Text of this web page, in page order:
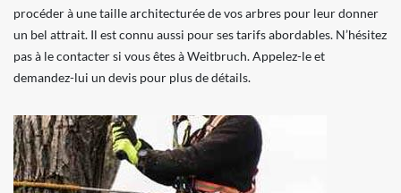
procéder à une taille architecturée de vos arbres pour leur donner
un bel attrait. Il est connu aussi pour ses tarifs abordables. N’hésitez
pas à le contacter si vous êtes à Weitbruch. Appelez-le et
demandez-lui un devis pour plus de détails.